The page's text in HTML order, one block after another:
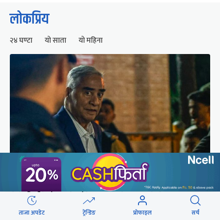
लोकप्रिय
२४ घण्टा यो साता यो महिना
शेरबहादुर देउवा स्वदेश फर्किने समय परिवर्तन
ताजा अपडेट ट्रेन्डिङ प्रोफाइल सर्च